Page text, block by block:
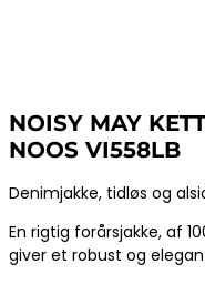
NOISY MAY
NOOS VI558LB
Denimjakke, tidløs og
En rigtig forårsjakke, af
giver et robust og